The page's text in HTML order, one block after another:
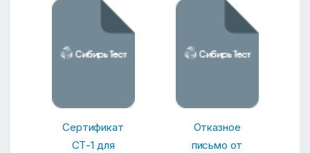
Сертификат
СТ-1 для
Отказное
письмо от